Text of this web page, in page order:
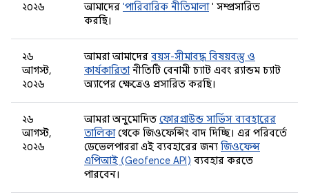
২০২৬
আমাদের 'পারিবারিক নীতিমালা' সম্প্রসারিত
করছি।
২৬
আগস্ট,
২০২৬
আমরা আমাদের বয়স-সীমাবদ্ধ বিষয়বস্তু ও
কার্যকারিতানীতিটি বেনামী চ্যাট এবং র‍্যান্ডম চ্যাট
অ্যাপের ক্ষেত্রেও প্রসারিত করছি।
২৬
আগস্ট,
২০২৬
আমরা অনুমোদিত ফোরগ্রাউন্ড সার্ভিস ব্যবহারের
তালিকাথেকে জিওফেন্সিং বাদ দিচ্ছি। এর পরিবর্তে
ডেভেলপাররা এই ব্যবহারের জন্য জিওফেন্স
এপিআই (Geofence API) ব্যবহার করতে
পারবেন।